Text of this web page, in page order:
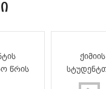
წრის